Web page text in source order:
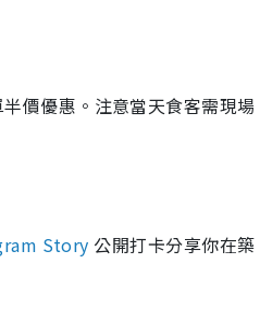
價優惠。注意當天食客需現場
Story 公開打卡分享你在築